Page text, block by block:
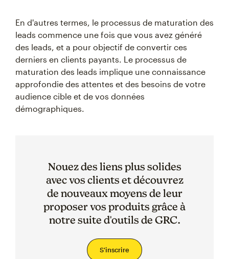
En d'autres termes, le processus de maturation des
leads commence une fois que vous avez généré
des leads, et a pour objectif de convertir ces
derniers en clients payants. Le processus de
maturation des leads implique une connaissance
approfondie des attentes et des besoins de votre
audience cible et de vos données
démographiques.
Nouez des liens plus solides
avec vos clients et découvrez
de nouveaux moyens de leur
proposer vos produits grâce à
notre suite d'outils de GRC.
S'inscrire